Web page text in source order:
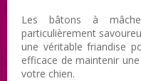
Les bâtons à
particulièrement
une véritable friandise
efficace de maintenir
votre chien.